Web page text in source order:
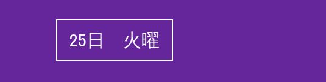
25日 火曜